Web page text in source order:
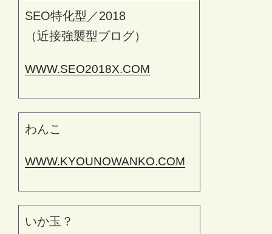
SEO特化型／2018
（近接強襲型ブログ）
WWW.SEO2018X.COM
わんこ
WWW.KYOUNOWANKO.COM
いか玉？